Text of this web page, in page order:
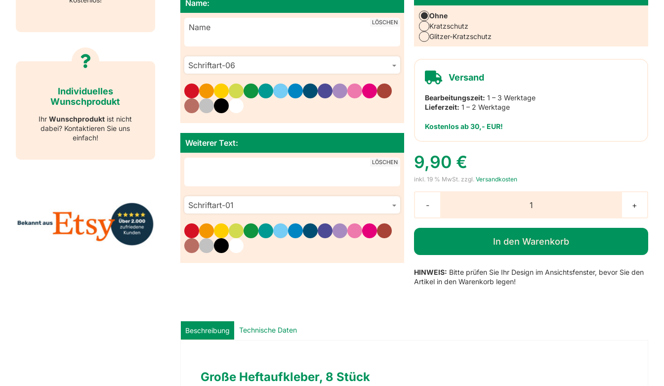
Name:
LÖSCHEN
Weiterer Text:
LÖSCHEN
Ohne
Kratzschutz
Glitzer-Kratzschutz
Versand
Bearbeitungszeit: 1 – 3 Werktage
Lieferzeit: 1 – 2 Werktage
Kostenlos ab 30,- EUR!
9,90 €
inkl. 19 % MwSt. zzgl.Versandkosten
Große
Heftaufkleber,
Stück
Menge
In den Warenkorb
HINWEIS: Bitte prüfen Sie Ihr Design im Ansichtsfenster, bevor Sie den
Artikel in den Warenkorb legen!
Beschreibung Technische Daten
Große Heftaufkleber, 8 Stück
Individuelles
Wunschprodukt
IhrWunschprodukt ist nicht
dabei? Kontaktieren Sie uns
einfach!